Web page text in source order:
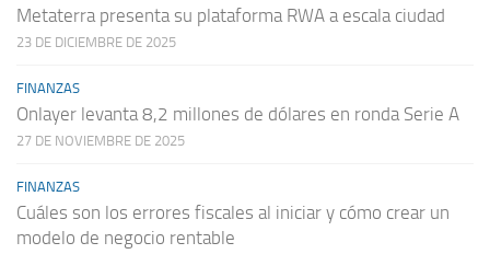
Metaterra presenta su plataforma RWA a escala ciudad
23 DE DICIEMBRE DE 2025
FINANZAS
Onlayer levanta 8,2 millones de dólares en ronda Serie A
27 DE NOVIEMBRE DE 2025
FINANZAS
Cuáles son los errores fiscales al iniciar y cómo crear un
modelo de negocio rentable